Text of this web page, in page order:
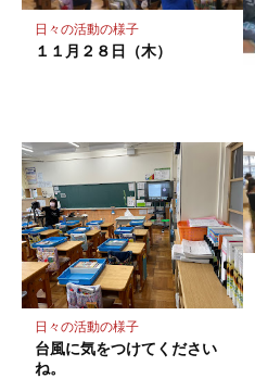
存
日々の活動の様子
１１月２８日（木）
日々の活動の様子
台風に気をつけてください
ね。